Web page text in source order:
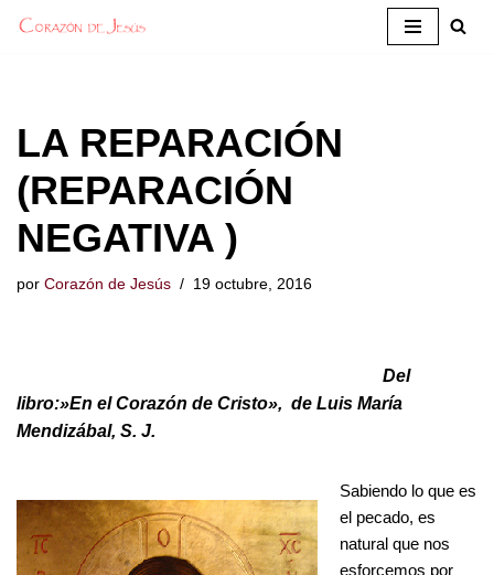
LA REPARACIÓN
(REPARACIÓN
NEGATIVA )
por Corazón de Jesús 19 octubre, 2016
Del
libro:»En el Corazón de Cristo», de Luis María
Mendizábal, S. J.
Sabiendo lo que es
el pecado, es
natural que nos
esforcemos por